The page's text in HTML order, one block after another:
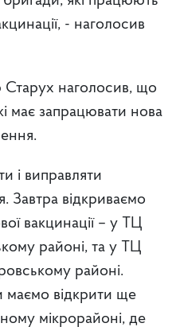
, - наголосив
наголосив, що
має запрацювати нова
і виправляти
Завтра відкриваємо
вакцинації – у ТЦ
районі, та у ТЦ
районі.
відкрити ще
мікрорайоні, де